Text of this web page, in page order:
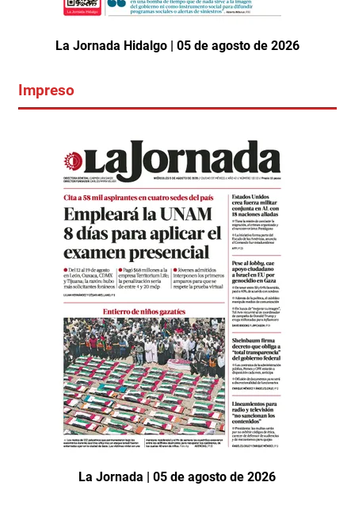
La Jornada Hidalgo | 05 de agosto de 2026
Impreso
La Jornada | 05 de agosto de 2026